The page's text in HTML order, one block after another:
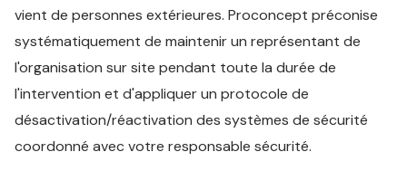
vient de personnes extérieures. Proconcept préconise
systématiquement de maintenir un représentant de
l'organisation sur site pendant toute la durée de
l'intervention et d'appliquer un protocole de
désactivation/réactivation des systèmes de sécurité
coordonné avec votre responsable sécurité.